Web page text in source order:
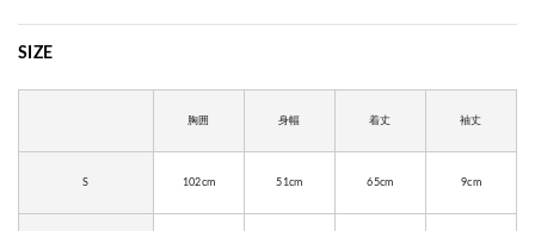
SIZE
胸囲 身幅 着丈 袖丈
S 102cm 51cm 65cm 9cm